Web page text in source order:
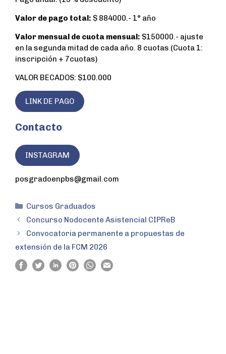
Valor de pago total: $ 884000.- 1° año
Valor mensual de cuota mensual: $150000.- ajuste
en la segunda mitad de cada año. 8 cuotas (Cuota 1:
inscripción + 7cuotas)
VALOR BECADOS: $100.000
LINK DE PAGO
Contacto
INSTAGRAM
posgradoenpbs@gmail.com
Cursos Graduados
Concurso Nodocente Asistencial CIPReB
Convocatoria permanente a propuestas de
extensión de la FCM 2026